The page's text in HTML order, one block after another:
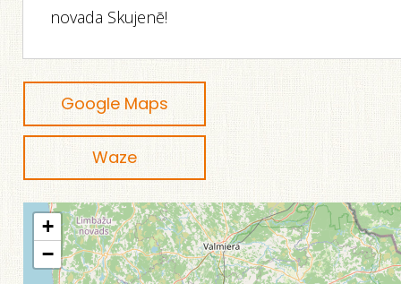
novada Skujenē!
Google Maps
Waze
+
−